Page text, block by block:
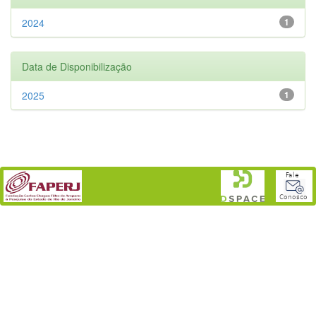
1
2024
Data de Disponibilização
1
2025